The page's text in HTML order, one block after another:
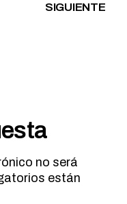
SIGUIENTE
no será
están